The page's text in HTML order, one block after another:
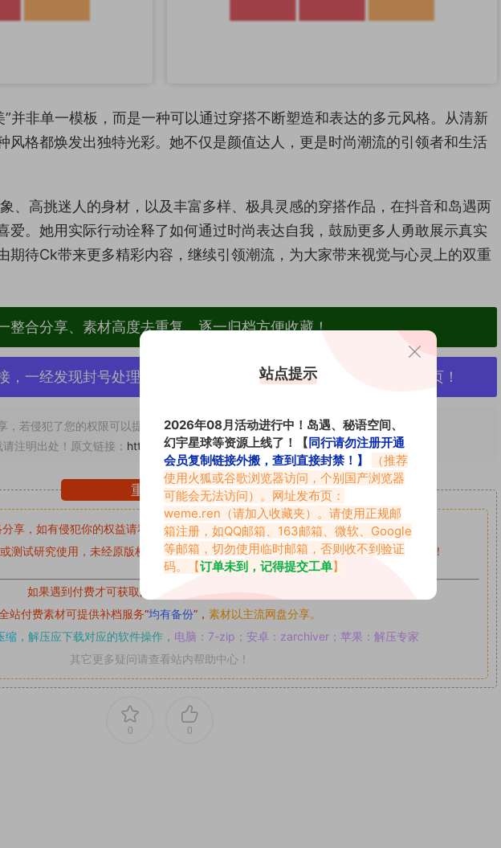
并非单一模板，而是一种可以通过穿搭不断塑造和表达的多元风格。从清新
风格都焕发出独特光彩。她不仅是颜值达人，更是时尚潮流的引领者和生活
、高挑迷人的身材，以及丰富多样、极具灵感的穿搭作品，在抖音和岛遇两
爱。她用实际行动诠释了如何通过时尚表达自我，鼓励更多人勇敢展示真实
期待Ck带来更多精彩内容，继续引领潮流，为大家带来视觉与心灵上的双重
整合分享、素材高度去重复、逐一归档方便收藏！
，一经发现封号处理，素材资源无露点、需求请绕道，关闭本站网页！
，若侵犯了您的权限可以提交工单处理。
注明出处！原文链接： https://www.vmiba.com/18546.html
重要声明
享，如有侵犯你的权益请私信留言收到留言后，我们会第一时间进行审核后删除。
测试研究使用，未经原版权作者许可,禁止用于任何商业途径！请在下载24小时内删除！
如果遇到付费才可获取的素材，建议升级
站付费素材可提供补档服务“均有备份”， 素材以主流网盘分享。
， 解压应下载对应的软件操作， 电脑：7-zip；安卓：zarchiver；苹果：解压专家
其它更多疑问请查看站内帮助中心！
0 0
站点提示
2026年08月活动进行中！岛遇、秘语空间、
幻宇星球等资源上线了！【同行请勿注册开通
会员复制链接外搬，查到直接封禁！】
（推荐
使用火狐或谷歌浏览器访问，个别国产浏览器
可能会无法访问）。网址发布页：
weme.ren （请加入收藏夹）。请使用正规邮
箱注册，如QQ邮箱、163邮箱、微软、Google
等邮箱，切勿使用临时邮箱，否则收不到验证
码。【订单未到，记得提交工单】